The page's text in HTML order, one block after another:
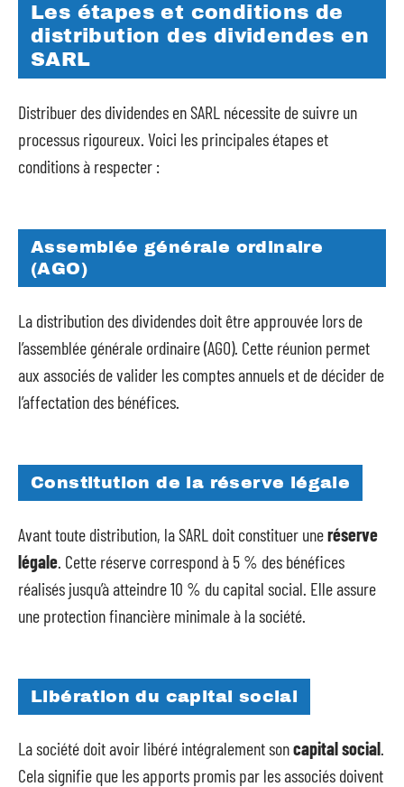
Les étapes et conditions de
distribution des dividendes en
SARL
Distribuer des dividendes en SARL nécessite de suivre un
processus rigoureux. Voici les principales étapes et
conditions à respecter :
Assemblée générale ordinaire
(AGO)
La distribution des dividendes doit être approuvée lors de
l’assemblée générale ordinaire (AGO). Cette réunion permet
aux associés de valider les comptes annuels et de décider de
l’affectation des bénéfices.
Constitution de la réserve légale
Avant toute distribution, la SARL doit constituer uneréserve
légale. Cette réserve correspond à 5 % des bénéfices
réalisés jusqu’à atteindre 10 % du capital social. Elle assure
une protection financière minimale à la société.
Libération du capital social
La société doit avoir libéré intégralement soncapital social.
Cela signifie que les apports promis par les associés doivent